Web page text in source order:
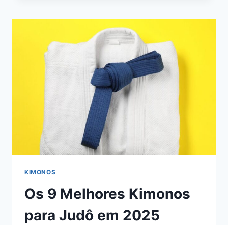
DE
JITSU
KIMONOS
Os 9 Melhores Kimonos
para Judô em 2025​